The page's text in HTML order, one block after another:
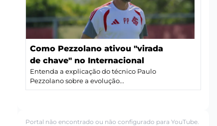
Como Pezzolano ativou "virada
de chave" no Internacional
Entenda a explicação do técnico Paulo
Pezzolano sobre a evolução...
Portal não encontrado ou não configurado para YouTube.